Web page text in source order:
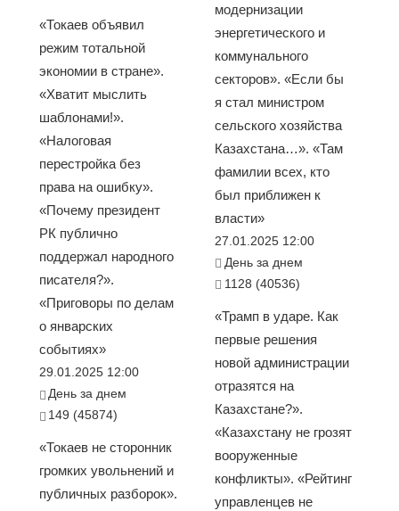
«Токаев объявил
режим тотальной
экономии в стране».
«Хватит мыслить
шаблонами!».
«Налоговая
перестройка без
права на ошибку».
«Почему президент
РК публично
поддержал народного
писателя?».
«Приговоры по делам
о январских
событиях»
29.01.2025 12:00
День за днем
149 (45874)
«Токаев не сторонник
громких увольнений и
публичных разборок».
модернизации
энергетического и
коммунального
секторов». «Если бы
я стал министром
сельского хозяйства
Казахстана…». «Там
фамилии всех, кто
был приближен к
власти»
27.01.2025 12:00
День за днем
1128 (40536)
«Трамп в ударе. Как
первые решения
новой администрации
отразятся на
Казахстане?».
«Казахстану не грозят
вооруженные
конфликты». «Рейтинг
управленцев не